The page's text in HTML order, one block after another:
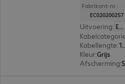
Fabrikant-nr.:
EC020200257
Uitvoering: Europa
Kabellengte: 1
Kleur:Grijs
Afscherming: